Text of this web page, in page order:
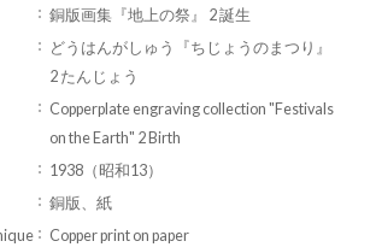
銅版画集『地上の祭』 2 誕生
どうはんがしゅう『ちじょうのまつり』
2 たんじょう
Copperplate engraving collection "Festivals
on the Earth" 2 Birth
1938（昭和13）
銅版、紙
Copper print on paper